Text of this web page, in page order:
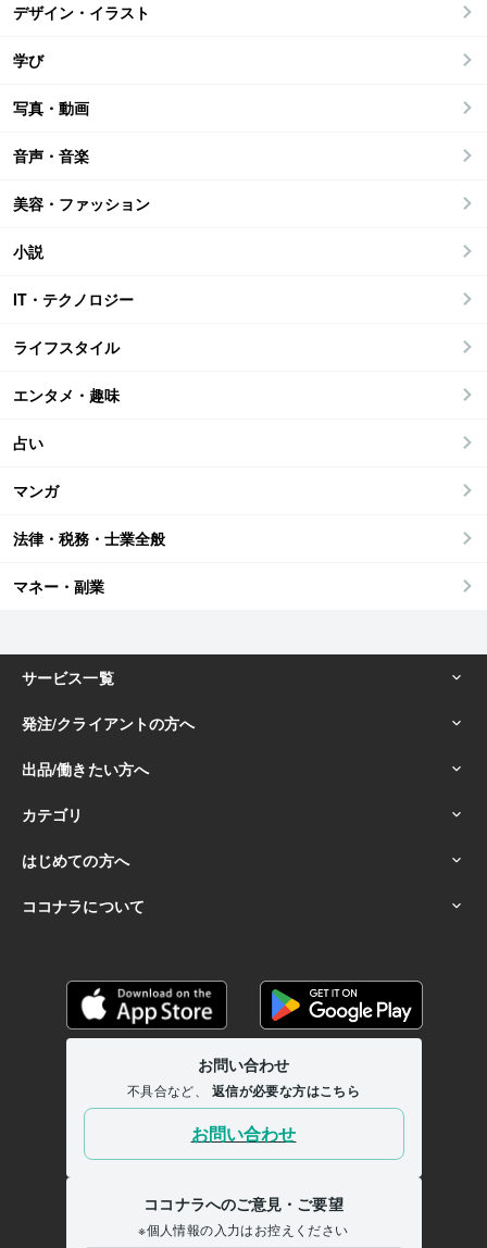
デザイン・イラスト
学び
写真・動画
音声・音楽
美容・ファッション
小説
IT・テクノロジー
ライフスタイル
エンタメ・趣味
占い
マンガ
法律・税務・士業全般
マネー・副業